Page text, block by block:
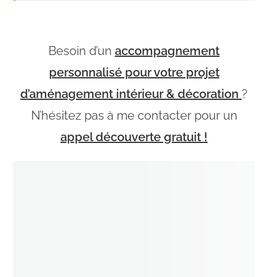
Besoin d’un accompagnement
personnalisé pour votre projet
d’aménagement intérieur & décoration ?
N’hésitez pas à me contacter pour un
appel découverte gratuit !